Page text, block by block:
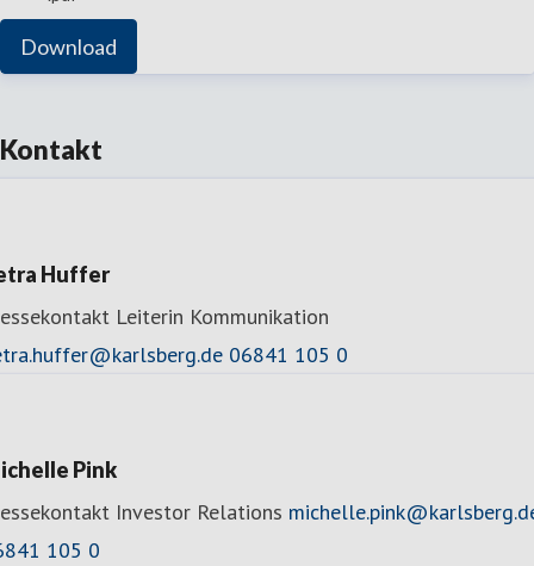
Download
Kontakt
Huffer
Leiterin Kommunikation
06841 105 0
Pink
Investor Relations
105 0